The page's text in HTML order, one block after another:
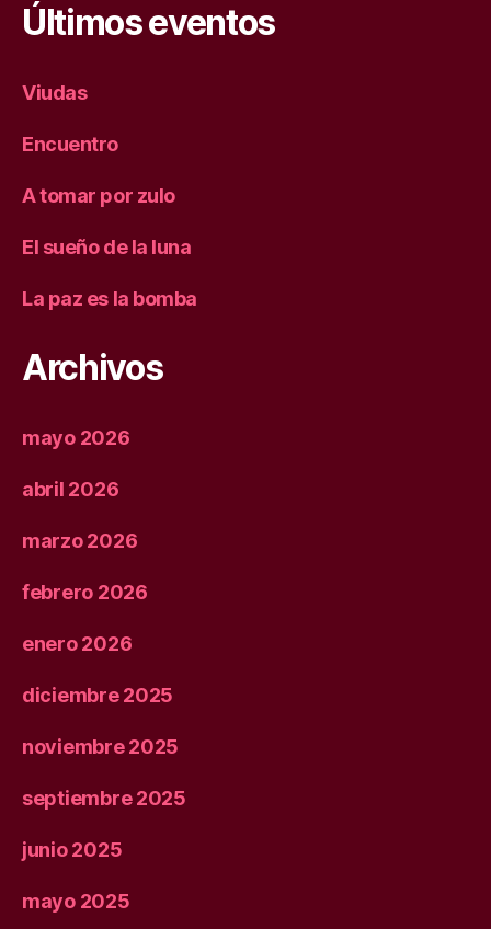
Últimos eventos
Viudas
Encuentro
A tomar por zulo
El sueño de la luna
La paz es la bomba
Archivos
mayo 2026
abril 2026
marzo 2026
febrero 2026
enero 2026
diciembre 2025
noviembre 2025
septiembre 2025
junio 2025
mayo 2025